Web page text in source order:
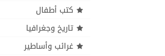
كتب أطفال
تاريخ وجغرافيا
غرائب وأساطير